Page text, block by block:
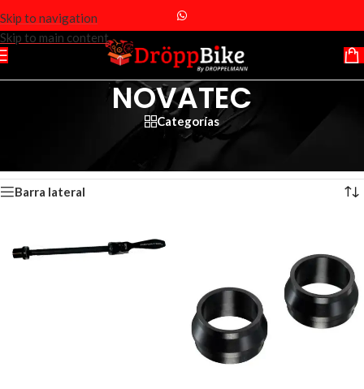
Skip to navigation
Skip to main content
NOVATEC
Categorías
Productos etiquetados “NOVATEC”
Barra lateral